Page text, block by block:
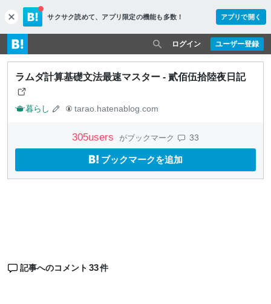
c
l
o
s
e
サクサク読めて、 アプリ限定の機能も多数！ アプリで開く
ユーザー登録
ログイン
ラムダ計算基礎文法最速マスター - 貳佰伍拾陸夜日記
暮らし tarao.hatenablog.com
305users がブックマーク 33
ブックマークを追加
記事へのコメント 33件